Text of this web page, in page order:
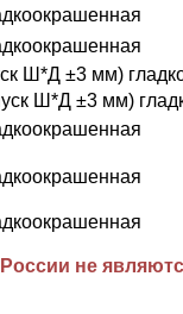
Ш*Д ±3 мм)
Ш*Д ±3 мм)
не